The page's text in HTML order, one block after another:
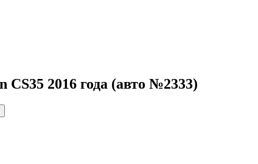
2016 года (авто №2333)